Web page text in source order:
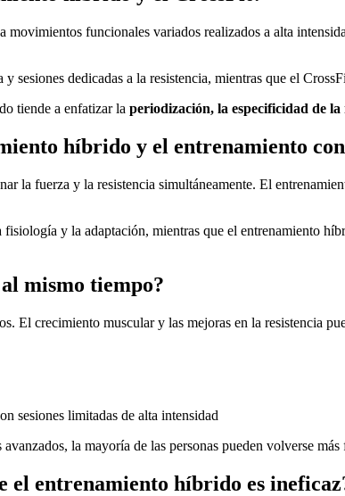
funcionales variados realizados a alta
sesiones dedicadas a la resistencia, mientras que el
tiende a enfatizar la periodización, la especificidad de
híbrido y el entrenamiento
la fuerza y la resistencia simultáneamente. El
y la adaptación, mientras que el entrenamiento
mismo tiempo?
El crecimiento muscular y las mejoras en la resistencia
sesiones limitadas de alta intensidad
la mayoría de las personas pueden volverse
el entrenamiento híbrido es